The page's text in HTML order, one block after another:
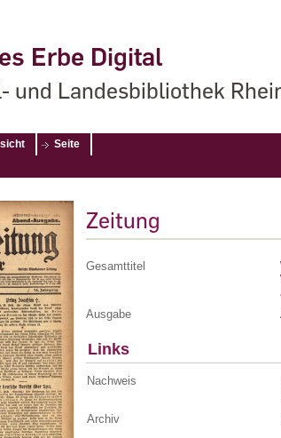
Erbe Digital
und Landesbibliothek
Seite
Zeitung
Gesamttitel
Ausgabe
Links
Nachweis
Archiv